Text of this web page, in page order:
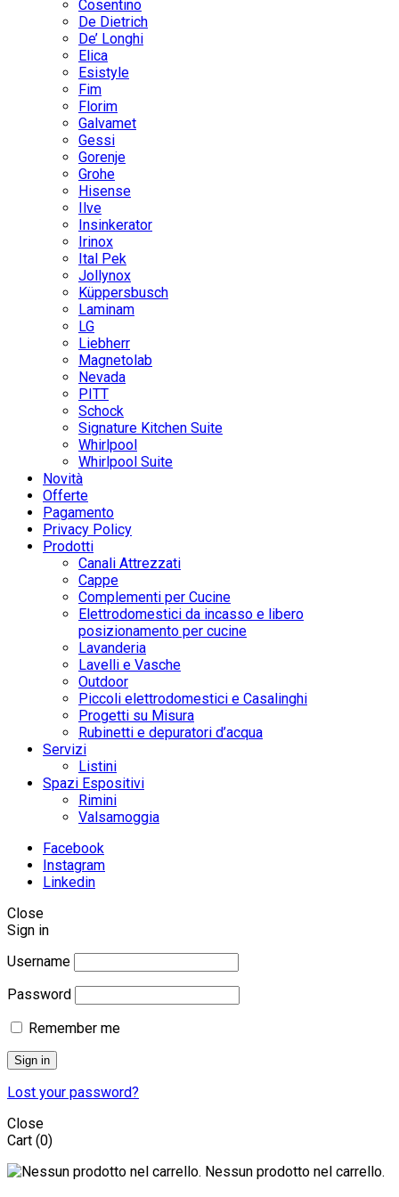
Cosentino
De Dietrich
De’ Longhi
Elica
Esistyle
Fim
Florim
Galvamet
Gessi
Gorenje
Grohe
Hisense
Ilve
Insinkerator
Irinox
Ital Pek
Jollynox
Küppersbusch
Laminam
LG
Liebherr
Magnetolab
Nevada
PITT
Schock
Signature Kitchen Suite
Whirlpool
Whirlpool Suite
Novità
Offerte
Pagamento
Privacy Policy
Prodotti
Canali Attrezzati
Cappe
Complementi per Cucine
Elettrodomestici da incasso e libero
posizionamento per cucine
Lavanderia
Lavelli e Vasche
Outdoor
Piccoli elettrodomestici e Casalinghi
Progetti su Misura
Rubinetti e depuratori d’acqua
Servizi
Listini
Spazi Espositivi
Rimini
Valsamoggia
Facebook
Instagram
Linkedin
Close
Sign in
Username
Password
Remember me
Sign in
Lost your password?
Close
Cart (0)
Nessun prodotto nel carrello.